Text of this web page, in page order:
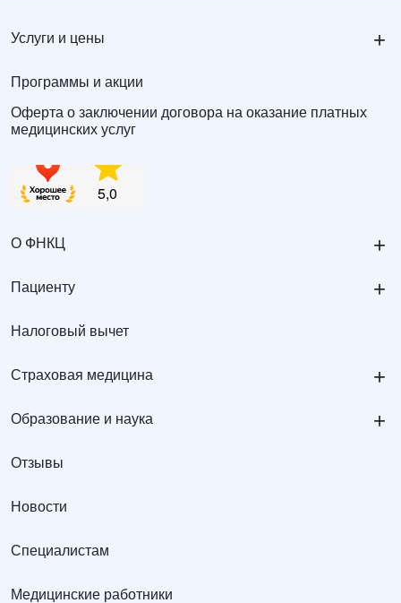
Услуги и цены +
Программы и акции
Оферта о заключении договора на оказание платных
медицинских услуг
О ФНКЦ +
Пациенту +
Налоговый вычет
Страховая медицина +
Образование и наука +
Отзывы
Новости
Специалистам
Медицинские работники